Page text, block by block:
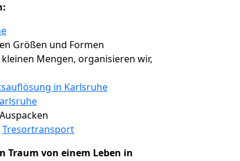
Größen und Formen
kleinen Mengen, organisieren wir,
in Karlsruhe
Tresortransport
Traum von einem Leben in